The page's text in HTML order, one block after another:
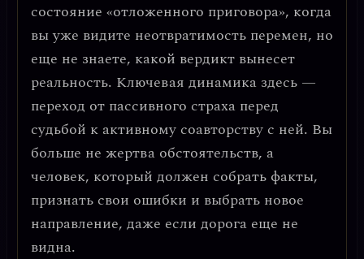
состояние «отложенного приговора», когда
вы уже видите неотвратимость перемен, но
еще не знаете, какой вердикт вынесет
реальность. Ключевая динамика здесь —
переход от пассивного страха перед
судьбой к активному соавторству с ней. Вы
больше не жертва обстоятельств, а
человек, который должен собрать факты,
признать свои ошибки и выбрать новое
направление, даже если дорога еще не
видна.